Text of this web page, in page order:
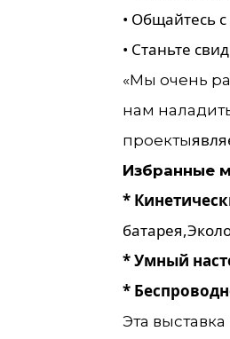
• Общайтесь
• Станьте
«Мы очень
нам
проекты
Избранные
*
батарея,
* Умный
*
Эта